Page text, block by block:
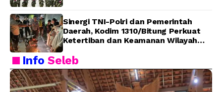
Sinergi TNI-Polri dan Pemerintah
Daerah, Kodim 1310/Bitung Perkuat
Ketertiban dan Keamanan Wilayah
InfoSeleb